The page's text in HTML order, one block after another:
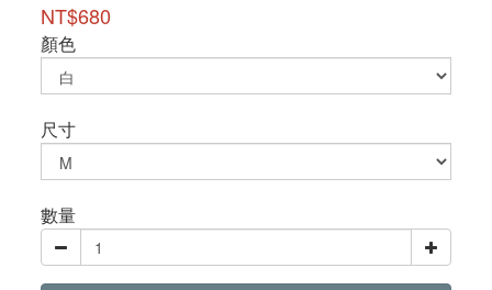
NT$680
顏色
尺寸
數量